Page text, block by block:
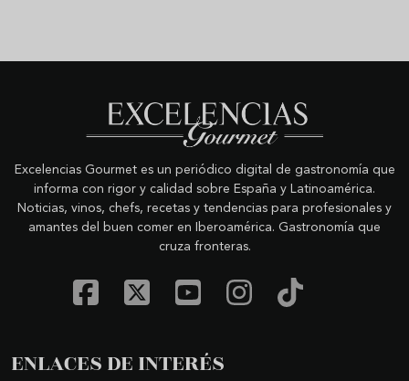
Excelencias Gourmet es un periódico digital de gastronomía que
informa con rigor y calidad sobre España y Latinoamérica.
Noticias, vinos, chefs, recetas y tendencias para profesionales y
amantes del buen comer en Iberoamérica. Gastronomía que
cruza fronteras.
ENLACES DE INTERÉS